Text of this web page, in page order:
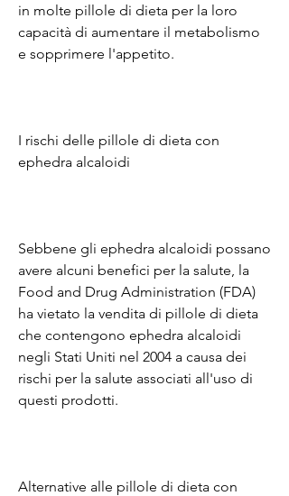
in molte pillole di dieta per la loro
capacità di aumentare il metabolismo
e sopprimere l'appetito.
I rischi delle pillole di dieta con
ephedra alcaloidi
Sebbene gli ephedra alcaloidi possano
avere alcuni benefici per la salute, la
Food and Drug Administration (FDA)
ha vietato la vendita di pillole di dieta
che contengono ephedra alcaloidi
negli Stati Uniti nel 2004 a causa dei
rischi per la salute associati all'uso di
questi prodotti.
Alternative alle pillole di dieta con